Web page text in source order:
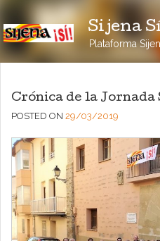
Sijena
Plataforma
Crónica de la Jornada
POSTED ON 29/03/2019